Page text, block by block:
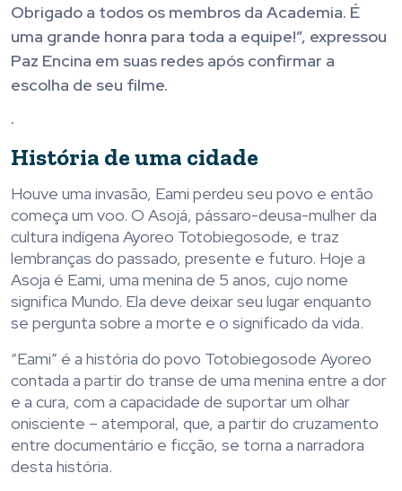
Obrigado a todos os membros da Academia. É
uma grande honra para toda a equipe!”, expressou
Paz Encina em suas redes após confirmar a
escolha de seu filme.
.
História de uma cidade
Houve uma invasão, Eami perdeu seu povo e então
começa um voo. O Asojá, pássaro-deusa-mulher da
cultura indígena Ayoreo Totobiegosode, e traz
lembranças do passado, presente e futuro. Hoje a
Asoja é Eami, uma menina de 5 anos, cujo nome
significa Mundo. Ela deve deixar seu lugar enquanto
se pergunta sobre a morte e o significado da vida.
“Eami” é a história do povo Totobiegosode Ayoreo
contada a partir do transe de uma menina entre a dor
e a cura, com a capacidade de suportar um olhar
onisciente – atemporal, que, a partir do cruzamento
entre documentário e ficção, se torna a narradora
desta história.